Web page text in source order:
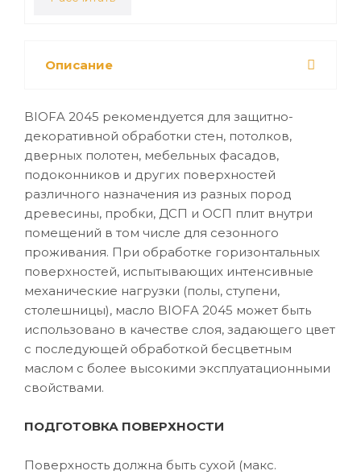
Описание
BIOFA 2045 рекомендуется для защитно-
декоративной обработки стен, потолков,
дверных полотен, мебельных фасадов,
подоконников и других поверхностей
различного назначения из разных пород
древесины, пробки, ДСП и ОСП плит внутри
помещений в том числе для сезонного
проживания. При обработке горизонтальных
поверхностей, испытывающих интенсивные
механические нагрузки (полы, ступени,
столешницы), масло BIOFA 2045 может быть
использовано в качестве слоя, задающего цвет
с последующей обработкой бесцветным
маслом с более высокими эксплуатационными
свойствами.
ПОДГОТОВКА ПОВЕРХНОСТИ
Поверхность должна быть сухой (макс.